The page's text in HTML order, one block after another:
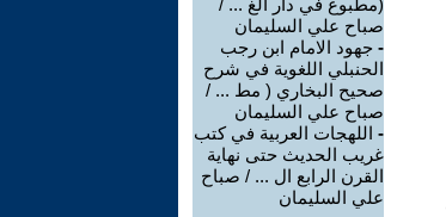
(مطبوع في دار الغ ... /
صباح علي السليمان
- جهود الامام ابن رجب
الحنبلي اللغوية في شرح
صحيح البخاري ( مط ... /
صباح علي السليمان
- اللهجات العربية في كتب
غريب الحديث حتى نهاية
القرن الرابع ال ... / صباح
علي السليمان